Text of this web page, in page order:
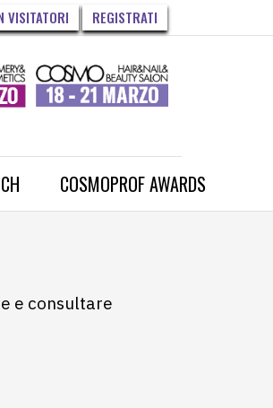
VISITATORI REGISTRATI
COSMOPROF AWARDS
e consultare